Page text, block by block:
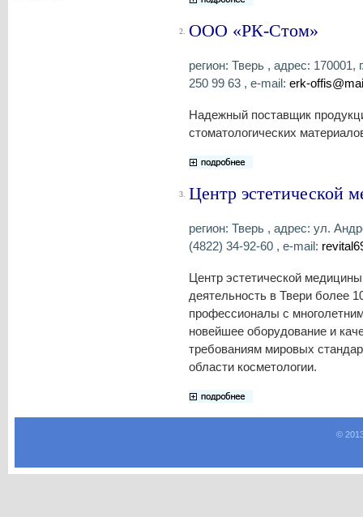
2. ООО «РК-Стом»
регион: Тверь , адрес:
250 99 63 , e-mail: erk-
Надежный поставщик
стоматологических
3. Центр эстетической
регион: Тверь , адрес: ул.
(4822) 34-92-60 , e-mail:
Центр эстетической
деятельность в Твери более
профессионалы с
новейшее оборудование и
требованиям мировых
области косметологии.
©